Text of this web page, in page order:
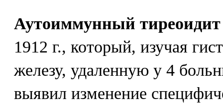
Аутоиммунный тиреоидит
1912 г., который, изучая
железу, удаленную у 4
выявил изменение